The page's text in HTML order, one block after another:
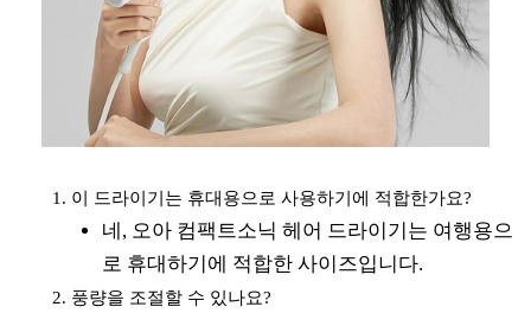
이 드라이기는 휴대용으로 사용하기에 적합한가요?
네, 오아 컴팩트소닉 헤어 드라이기는 여행용으
로 휴대하기에 적합한 사이즈입니다.
풍량을 조절할 수 있나요?